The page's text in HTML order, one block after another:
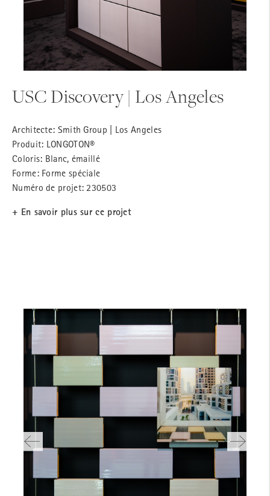
USC Discovery | Los Angeles
Architecte: Smith Group | Los Angeles
Produit: LONGOTON®
Coloris: Blanc, émaillé
Forme: Forme spéciale
Numéro de projet: 230503
+ En savoir plus sur ce projet